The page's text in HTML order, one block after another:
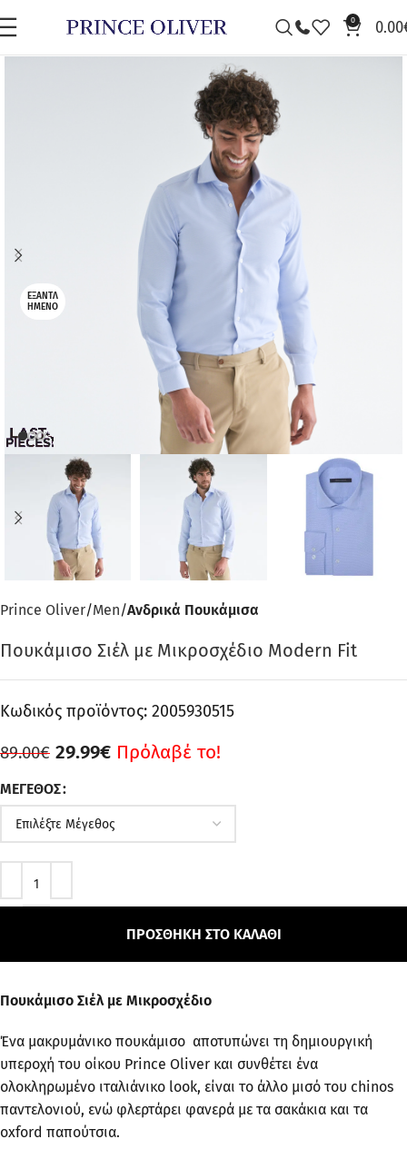
0 0.00
ΕΞΑΝΤΛ
ΗΜΈΝΟ
Prince Oliver Men Ανδρικά Πουκάμισα
Πουκάμισο Σιέλ με Μικροσχέδιο Modern Fit
Κωδικός προϊόντος: 2005930515
89.00€ 29.99€ Πρόλαβέ το!
ΜΈΓΕΘΟΣ
ΠΡΟΣΘΉΚΗ ΣΤΟ ΚΑΛΆΘΙ
Πουκάμισο Σιέλ με Μικροσχέδιο
Ένα μακρυμάνικο πουκάμισο αποτυπώνει τη δημιουργική
υπεροχή του οίκου Prince Oliver και συνθέτει ένα
ολοκληρωμένο ιταλιάνικο look, είναι το άλλο μισό του chinos
παντελονιού, ενώ φλερτάρει φανερά με τα σακάκια και τα
oxford παπούτσια.